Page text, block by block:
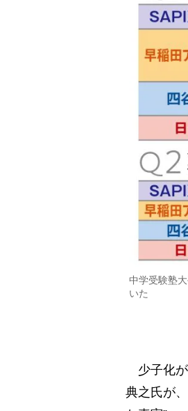
中学受験塾
いた
少子化が
典之氏が